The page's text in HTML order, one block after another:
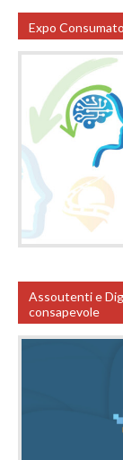
Expo
Assoutenti e
consapevole